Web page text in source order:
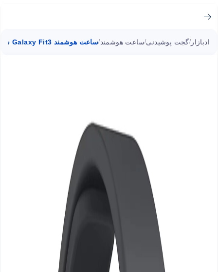
ادبازار /گجت پوشیدنی/ساعت هوشمند /ساعت هوشمند Galaxy Fit3 سامسونگ